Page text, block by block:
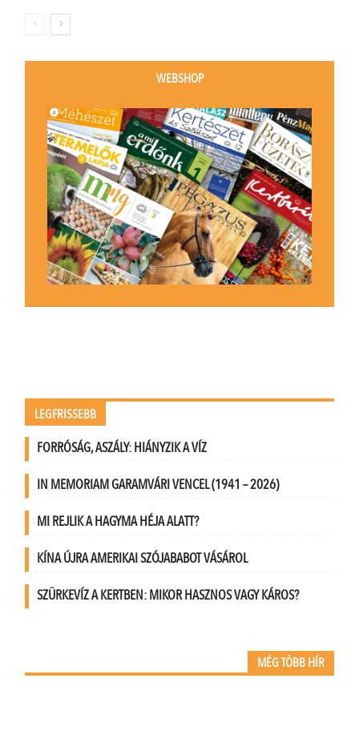
WEBSHOP
LEGFRISSEBB
FORRÓSÁG, ASZÁLY: HIÁNYZIK A VÍZ
IN MEMORIAM GARAMVÁRI VENCEL (1941 – 2026)
MI REJLIK A HAGYMA HÉJA ALATT?
KÍNA ÚJRA AMERIKAI SZÓJABABOT VÁSÁROL
SZÜRKEVÍZ A KERTBEN: MIKOR HASZNOS VAGY KÁROS?
MÉG TÖBB HÍR